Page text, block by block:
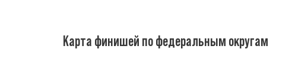
Карта финишей по федеральным округам